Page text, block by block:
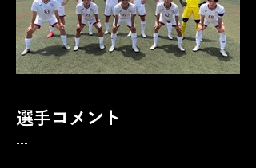
選手コメント
---